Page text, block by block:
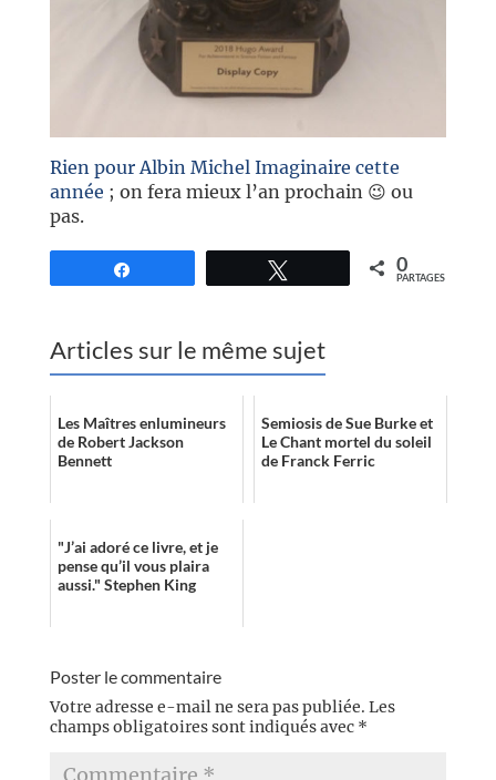
Rien pour Albin Michel Imaginaire cette
année ; on fera mieux l’an prochain 😉 ou
pas.
0
PARTAGES
Articles sur le même sujet
Les Maîtres enlumineurs
de Robert Jackson
Bennett
Semiosis de Sue Burke et
Le Chant mortel du soleil
de Franck Ferric
"J’ai adoré ce livre, et je
pense qu’il vous plaira
aussi." Stephen King
Poster le commentaire
Votre adresse e-mail ne sera pas publiée. Les
champs obligatoires sont indiqués avec *